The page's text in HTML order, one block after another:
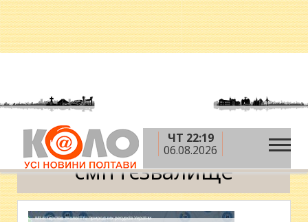
ЧТ 22:19
06.08.2026
Головна » сміттєзвалище
сміттєзвалище